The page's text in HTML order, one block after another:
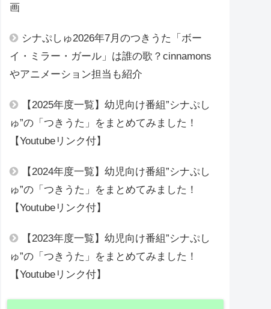
画
シナぷしゅ2026年7月のつきうた「ボー
イ・ミラー・ガール」は誰の歌？cinnamons
やアニメーション担当も紹介
【2025年度一覧】幼児向け番組”シナぷし
ゅ”の「つきうた」をまとめてみました！
【Youtubeリンク付】
【2024年度一覧】幼児向け番組”シナぷし
ゅ”の「つきうた」をまとめてみました！
【Youtubeリンク付】
【2023年度一覧】幼児向け番組”シナぷし
ゅ”の「つきうた」をまとめてみました！
【Youtubeリンク付】